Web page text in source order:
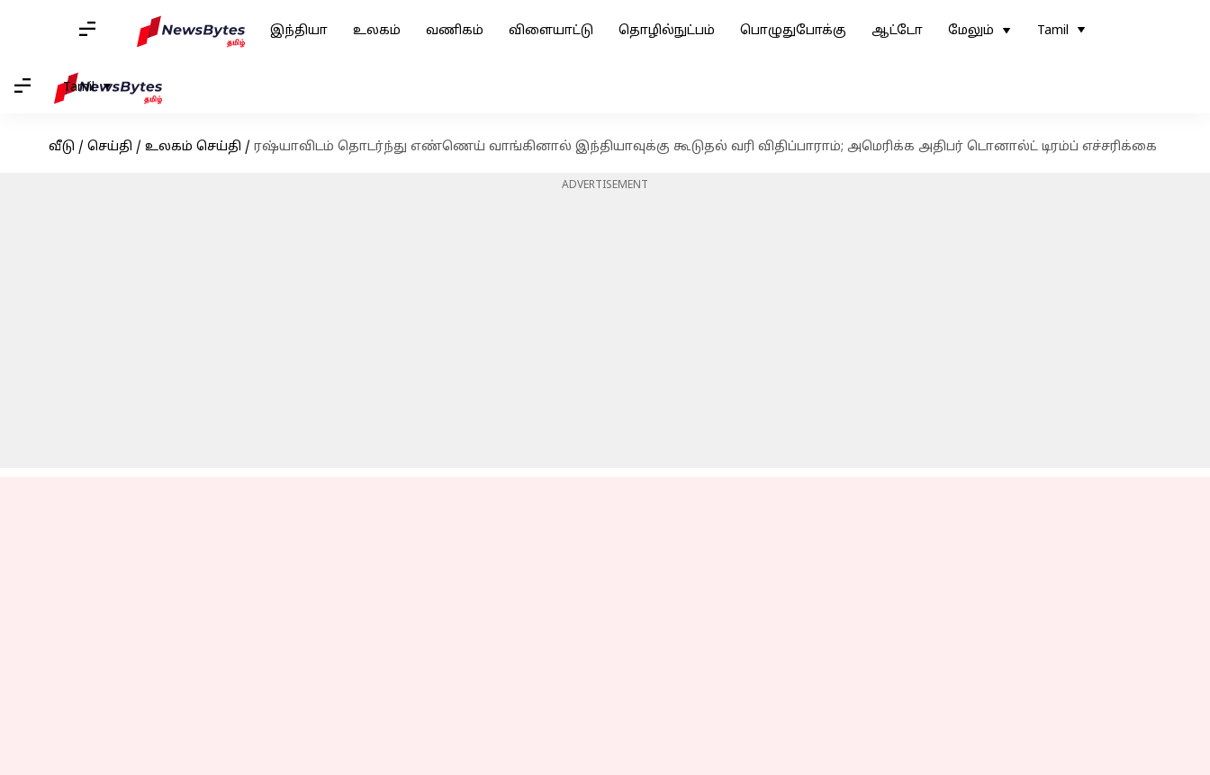
இந்தியா உலகம் வணிகம் விளையாட்டு தொழில்நுட்பம் பொழுதுபோக்கு ஆட்டோ மேலும் Tamil
Tamil
வீடு / செய்தி / உலகம் செய்தி / ரஷ்யாவிடம் தொடர்ந்து எண்ணெய் வாங்கினால் இந்தியாவுக்கு கூடுதல் வரி விதிப்பாராம்; அமெரிக்க அதிபர் டொனால்ட் டிரம்ப் எச்சரிக்கை
ADVERTISEMENT